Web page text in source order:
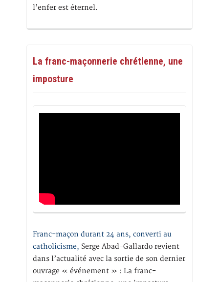
l’enfer est éternel.
La franc-maçonnerie chrétienne, une
imposture
Franc-maçon durant 24 ans, converti au
catholicisme, Serge Abad-Gallardo revient
dans l’actualité avec la sortie de son dernier
ouvrage « événement » : La franc-